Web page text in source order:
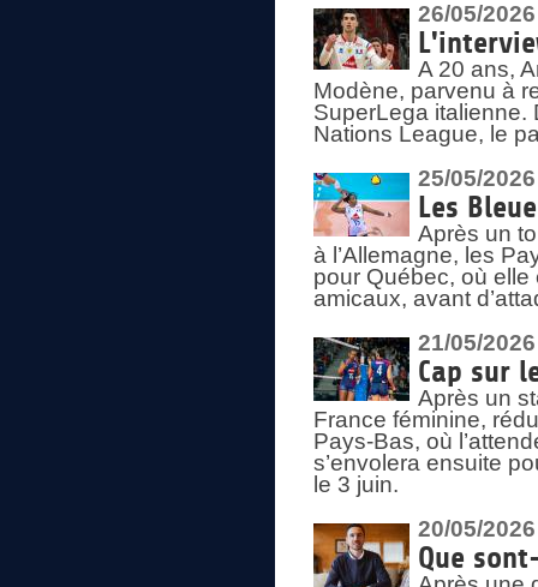
26/05/2026
A 20 ans,
Modène, parvenu à
SuperLega italienne.
Nations League, le
25/05/2026
Les
Après un
à l’Allemagne, les
pour Québec, où
amicaux, avant
21/05/2026
Cap sur
Après un
France féminine,
Pays-Bas, où
s’envolera ensuite
le 3 juin.
20/05/2026
Que